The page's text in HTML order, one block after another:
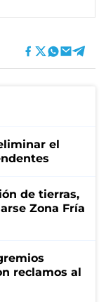
el
de tierras,
Zona Fría
reclamos al